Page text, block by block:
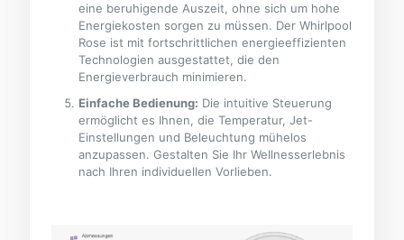
eine beruhigende Auszeit, ohne sich um hohe
Energiekosten sorgen zu müssen. Der Whirlpool
Rose ist mit fortschrittlichen energieeffizienten
Technologien ausgestattet, die den
Energieverbrauch minimieren.
Einfache Bedienung: Die intuitive Steuerung
ermöglicht es Ihnen, die Temperatur, Jet-
Einstellungen und Beleuchtung mühelos
anzupassen. Gestalten Sie Ihr Wellnesserlebnis
nach Ihren individuellen Vorlieben.